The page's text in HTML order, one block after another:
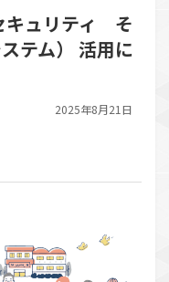
キュリティ そ
テム） 活用に
2025年8月21日